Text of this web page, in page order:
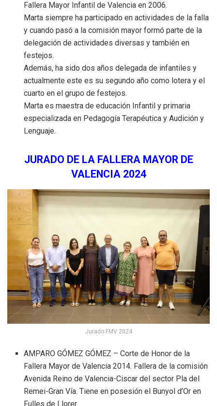
Fallera Mayor Infantil de Valencia en 2006.
Marta siempre ha participado en actividades de la falla
y cuando pasó a la comisión mayor formó parte de la
delegación de actividades diversas y también en
festejos.
Además, ha sido dos años delegada de infantiles y
actualmente este es su segundo año como lotera y el
cuarto en el grupo de festejos.
Marta es maestra de educación Infantil y primaria
especializada en Pedagogía Terapéutica y Audición y
Lenguaje.
JURADO DE LA FALLERA MAYOR DE
VALENCIA 2024
Jurado FMV 2024
AMPARO GÓMEZ GÓMEZ – Corte de Honor de la
Fallera Mayor de Valencia 2014. Fallera de la comisión
Avenida Reino de Valencia-Ciscar del sector Pla del
Remei-Gran Vía. Tiene en posesión el Bunyol d’Or en
Fulles de Llorer.